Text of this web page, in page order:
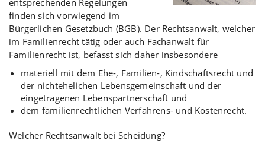
finden sich vorwiegend im
Bürgerlichen Gesetzbuch (BGB). Der Rechtsanwalt, welcher
im Familienrecht tätig oder auch Fachanwalt für
Familienrecht ist, befasst sich daher insbesondere
materiell mit dem Ehe-, Familien-, Kindschaftsrecht und
der nichtehelichen Lebensgemeinschaft und der
eingetragenen Lebenspartnerschaft und
dem familienrechtlichen Verfahrens- und Kostenrecht.
Welcher Rechtsanwalt bei Scheidung?